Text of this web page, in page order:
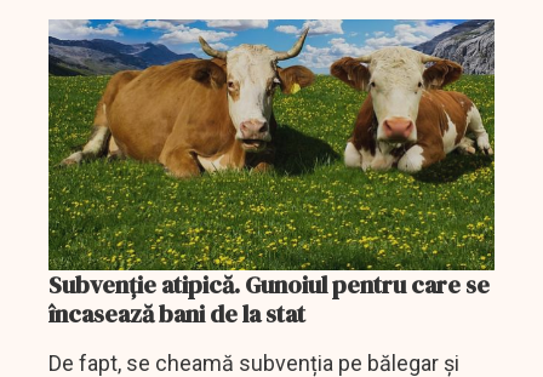
gunoiului de grajd.
Subvenție atipică. Gunoiul pentru care se
încasează bani de la stat
De fapt, se cheamă subvenția pe bălegar și